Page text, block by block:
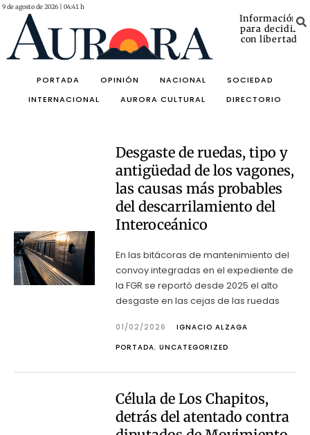
9 de agosto de 2026 | 04:41 h
Información
para decidir
con libertad
PORTADA OPINIÓN NACIONAL
SOCIEDAD
INTERNACIONAL
AURORA CULTURAL DIRECTORIO
Desgaste de ruedas, tipo y
antigüedad de los vagones,
las causas más probables
del descarrilamiento del
Interoceánico
En las bitácoras de mantenimiento del
convoy integradas en el expediente de
la FGR se reportó desde 2025 el alto
desgaste en las cejas de las ruedas
01/02/2026
IGNACIO ALZAGA
PORTADA, UNCATEGORIZED
Célula de Los Chapitos,
detrás del atentado contra